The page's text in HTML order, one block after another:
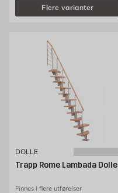
Flere varianter
DOLLE
Trapp Rome Lambada Dolle
Finnes i flere utførelser